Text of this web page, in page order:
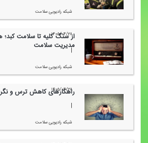
شبكه رادیویی سلامت
از سنگ كلیه تا سلامت كبد؛
مدیریت سلامت
۱۴۰۵/۰۴/۲۸
|
شبكه رادیویی سلامت
راهكارهای كاهش ترس و
۱۴۰۵/۰۴/۲۸
|
شبكه رادیویی سلامت